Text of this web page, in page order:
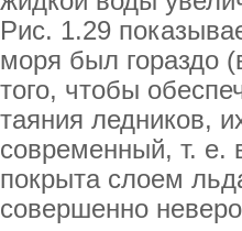
Рис. 1.29
моря был гораздо
того, чтобы
таяния ледников,
современный, т. е.
покрыта слоем
совершенно